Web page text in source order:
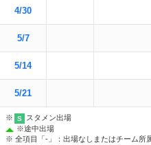
4/30
5/7
5/14
5/21
※ S
スタメン出場
※途中出場
※ 全項目「-」：出場なしまたはチーム所